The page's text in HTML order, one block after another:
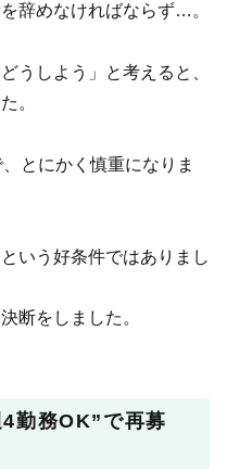
辞めなければならず…。
うしよう」と考えると、
。
とにかく慎重になりま
いう好条件ではありまし
決断をしました。
勤務OK”で再募